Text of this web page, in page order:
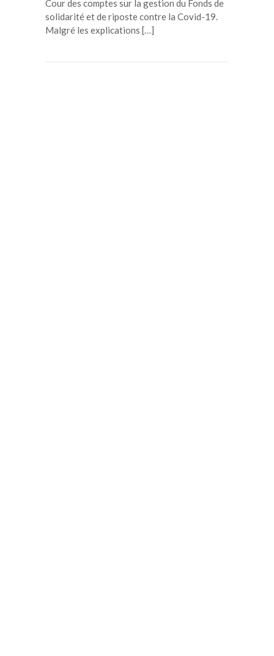
Cour des comptes sur la gestion du Fonds de
solidarité et de riposte contre la Covid-19.
Malgré les explications […]